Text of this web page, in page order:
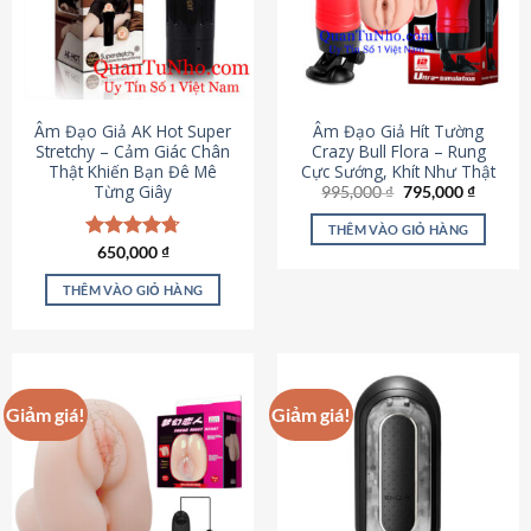
Âm Đạo Giả AK Hot Super
Stretchy – Cảm Giác Chân
Thật Khiến Bạn Đê Mê
Từng Giây
Được xếp
hạng4.75
5 sao
650,000₫
THÊM VÀO GIỎ HÀNG
Âm Đạo Giả Hít Tường
Crazy Bull Flora – Rung
Cực Sướng, Khít Như Thật
995,000₫ Giá
là:
995,000 ₫.
795,000₫Giá
tại
THÊM VÀO GIỎ HÀNG
Giảm giá! Giảm giá!